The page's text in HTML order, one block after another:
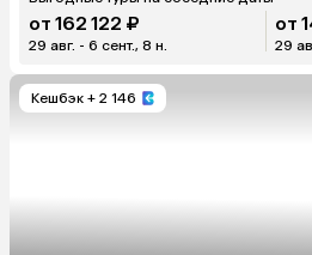
от 162 122 ₽
29 авг. - 6 сент., 8 н.
от
29
Кешбэк + 2 146